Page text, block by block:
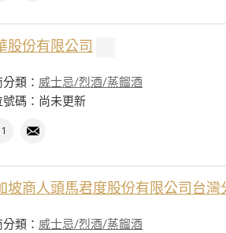
股份有限公司
類： 威士忌/烈酒/蒸餾酒
號碼：尚未更新
1
坡商人頭馬君度股份有限公司台灣
類： 威士忌/烈酒/蒸餾酒